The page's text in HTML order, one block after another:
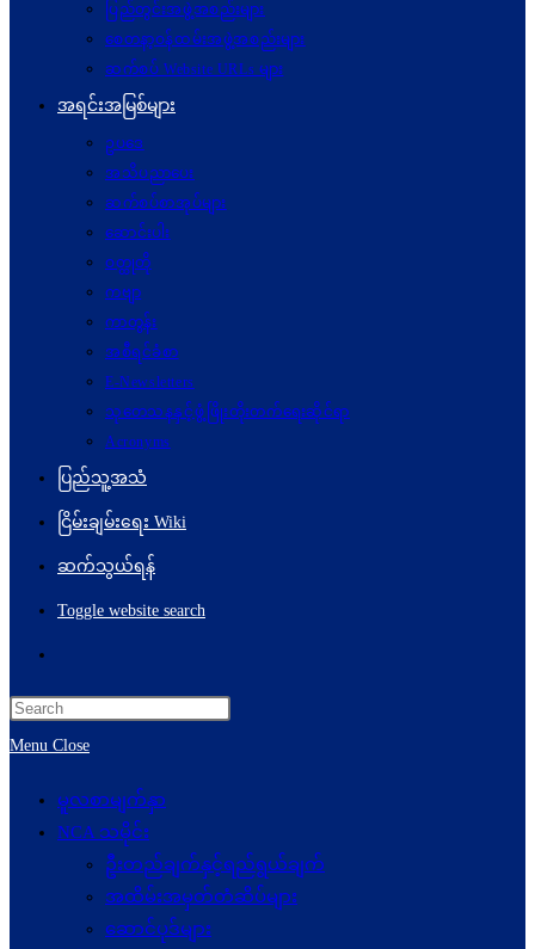
ပြည်တွင်းအဖွဲ့အစည်းများ
စေတနာ့ဝန်ထမ်းအဖွဲ့အစည်းများ
ဆက်စပ် Website URLs များ
အရင်းအမြစ်များ
ဥပဒေ
အသိပညာပေး
ဆက်စပ်စာအုပ်များ
ဆောင်းပါး
ဝတ္ထုတို
ကဗျာ
ကာတွန်း
အစီရင်ခံစာ
E-Newsletters
သုတေသနနှင့်ဖွံ့ဖြိုးတိုးတက်ရေးဆိုင်ရာ
Acronyms
ပြည်သူ့အသံ
ငြိမ်းချမ်းရေး Wiki
ဆက်သွယ်ရန်
Toggle website search
Menu Close
မူလစာမျက်နှာ
NCA သမိုင်း
ဦးတည်ချက်နှင့်ရည်ရွယ်ချက်
အထိမ်းအမှတ်တံဆိပ်များ
ဆောင်ပုဒ်များ